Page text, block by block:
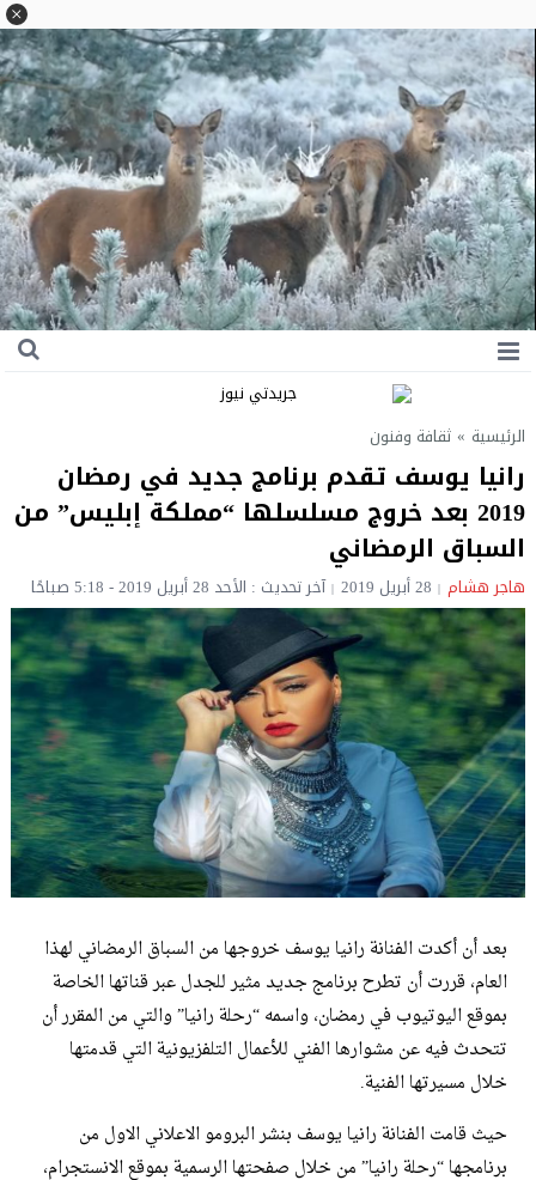
الرئيسية » ثقافة وفنون
رانيا يوسف تقدم برنامج جديد في رمضان
2019 بعد خروج مسلسلها “مملكة إبليس” من
السباق الرمضاني
هاجر هشام 28 أبريل 2019 آخر تحديث : الأحد 28 أبريل 2019 - 5:18 صباحًا
بعد أن أكدت الفنانة رانيا يوسف خروجها من السباق الرمضاني لهذا
العام، قررت أن تطرح برنامج جديد مثير للجدل عبر قناتها الخاصة
بموقع اليوتيوب في رمضان، واسمه “رحلة رانيا” والتي من المقرر أن
تتحدث فيه عن مشوارها الفني للأعمال التلفزيونية التي قدمتها
خلال مسيرتها الفنية.
حيث قامت الفنانة رانيا يوسف بنشر البرومو الاعلاني الاول من
برنامجها “رحلة رانيا” من خلال صفحتها الرسمية بموقع الانستجرام،